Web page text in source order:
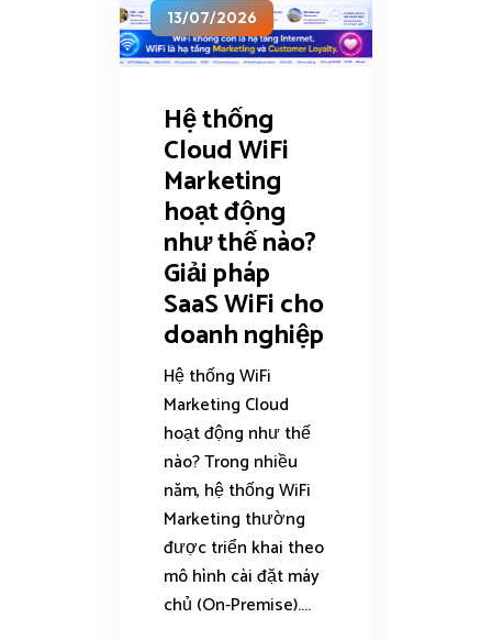
13/07/2026
Hệ thống
Cloud WiFi
Marketing
hoạt động
như thế nào?
Giải pháp
SaaS WiFi cho
doanh nghiệp
Hệ thống WiFi
Marketing Cloud
hoạt động như thế
nào? Trong nhiều
năm, hệ thống WiFi
Marketing thường
được triển khai theo
mô hình cài đặt máy
chủ (On-Premise)....